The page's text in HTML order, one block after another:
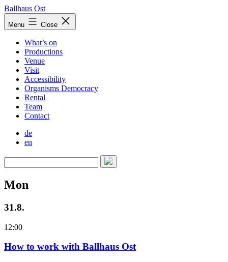
Skip
to
content
Ballhaus Ost
Ballhaus
Ost
Menu Close
What’s on
Productions
Venue
Visit
Accessibility
Organisms Democracy
Rental
Team
Contact
de
en
Mon
31.8.
12:00
How to work with Ballhaus Ost